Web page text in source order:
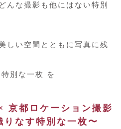
んな撮影も他にはない特別
しい空間とともに写真に残
別な一枚 を
京都ロケーション撮影
りなす特別な一枚〜